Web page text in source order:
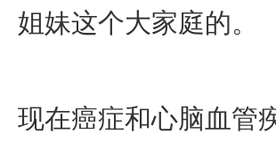
姐妹这个大家庭的。
现在癌症和心脑血管